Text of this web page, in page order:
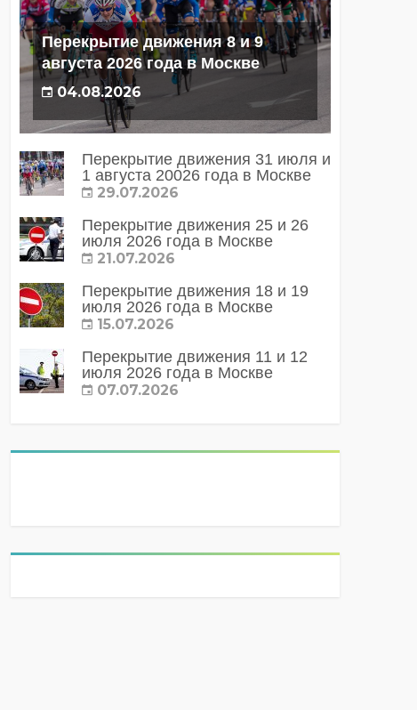
Перекрытие движения 8 и 9
августа 2026 года в Москве
04.08.2026
Перекрытие движения 31 июля и
1 августа 20026 года в Москве
29.07.2026
Перекрытие движения 25 и 26
июля 2026 года в Москве
21.07.2026
Перекрытие движения 18 и 19
июля 2026 года в Москве
15.07.2026
Перекрытие движения 11 и 12
июля 2026 года в Москве
07.07.2026